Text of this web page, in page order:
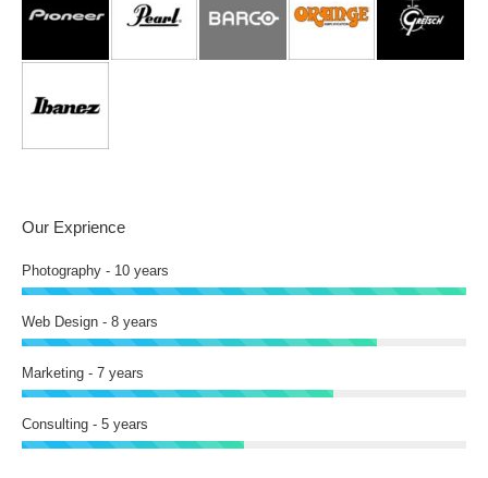
Our Exprience
Photography - 10 years
Web Design - 8 years
Marketing - 7 years
Consulting - 5 years